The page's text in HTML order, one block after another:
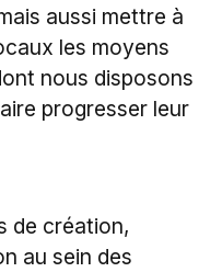
aussi mettre à
les moyens
nous disposons
progresser leur
de création,
au sein des